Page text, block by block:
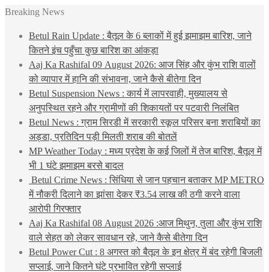
Breaking News
Betul Rain Update : बैतूल के 6 ब्लाकों में हुई झमाझम बारिश, जाने
कितने इंच पहुँचा कुछ बारिश का आंकड़ा
Aaj Ka Rashifal 09 August 2026: आज सिंह और कुंभ राशि वालों
को व्यापार में हानि की संभावना, जाने कैसे बीतेगा दिन
Betul Suspension News : कार्य में लापरवाही, मुख्यालय से
अनुपस्थित रहने और ग्रामीणों की शिकायतों पर पटवारी निलंबित
Betul News : ग्राम सिरडी में सरकारी स्कूल परिसर बना शराबियों का
अड्डा, प्रतिदिन पड़ी मिलती शराब की बोतलें
MP Weather Today : मध्य प्रदेश के कई जिलों में तेज बारिश, बैतूल में
भी 1 घंटे झमाझम बरसे बादल
Betul Crime News : सिंधिया से जान पहचान बताकर MP METRO
में नौकरी दिलाने का झांसा देकर ₹3.54 लाख की ठगी करने वाला
आरोपी गिरफ्तार
Aaj Ka Rashifal 08 August 2026 :आज मिथुन, तुला और कुंभ राशि
वाले सेहत को लेकर सावधान रहे, जाने कैसे बीतेगा दिन
Betul Power Cut : 8 अगस्त को बैतूल के इन क्षेत्र में बंद रहेगी बिजली
सप्लाई, जाने कितने घंटे प्रभावित रहेगी सप्लाई